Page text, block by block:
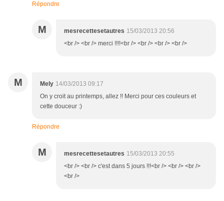
Répondre
M mesrecettesetautres 15/03/2013 20:56
<br /> <br /> merci !!!!<br /> <br /> <br /> <br />
M Mely 14/03/2013 09:17
On y croit au printemps, allez !! Merci pour ces couleurs et
cette douceur :)
Répondre
M mesrecettesetautres 15/03/2013 20:55
<br /> <br /> c'est dans 5 jours !!!<br /> <br /> <br />
<br />